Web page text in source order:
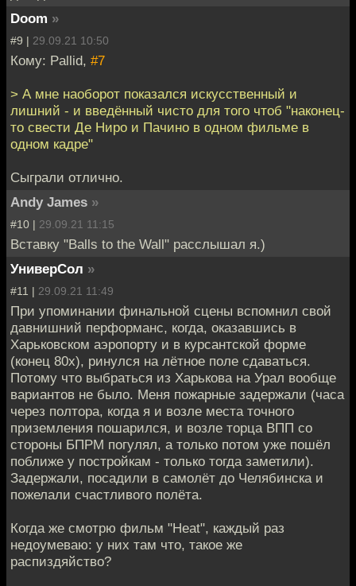
Doom »
#9 | 29.09.21 10:50
Кому: Pallid, #7
> А мне наоборот показался искусственный и
лишний - и введённый чисто для того чтоб "наконец-
то свести Де Ниро и Пачино в одном фильме в
одном кадре"
Сыграли отлично.
Andy James »
#10 | 29.09.21 11:15
Вставку "Balls to the Wall" расслышал я.)
УниверСол »
#11 | 29.09.21 11:49
При упоминании финальной сцены вспомнил свой
давнишний перформанс, когда, оказавшись в
Харьковском аэропорту и в курсантской форме
(конец 80х), ринулся на лётное поле сдаваться.
Потому что выбраться из Харькова на Урал вообще
вариантов не было. Меня пожарные задержали (часа
через полтора, когда я и возле места точного
приземления пошарился, и возле торца ВПП со
стороны БПРМ погулял, а только потом уже пошёл
поближе у постройкам - только тогда заметили).
Задержали, посадили в самолёт до Челябинска и
пожелали счастливого полёта.
Когда же смотрю фильм "Heat", каждый раз
недоумеваю: у них там что, такое же
распиздяйство?